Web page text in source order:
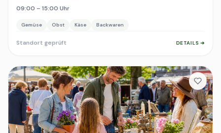
09:00 – 15:00 Uhr
Gemüse Obst Käse Backwaren
Standort geprüft DETAILS ➔